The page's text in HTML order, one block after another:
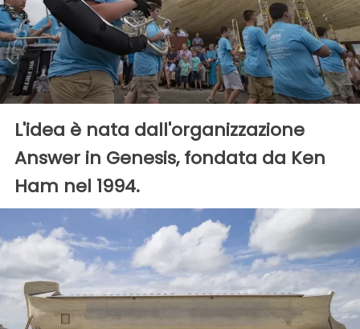
L'idea è nata dall'organizzazione
Answer in Genesis, fondata da Ken
Ham nel 1994.